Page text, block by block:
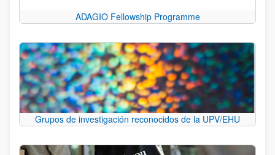
ADAGIO Fellowship Programme
Grupos de investigación reconocidos de la UPV/EHU